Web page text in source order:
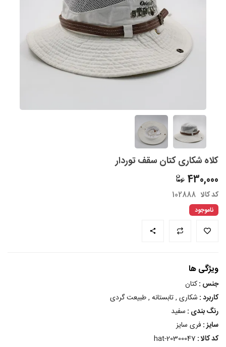
کلاه شکاری کتان سقف توردار
430,000
کد کالا 102888
ناموجود
ویژگی ها
جنس :کتان
کاربرد : شکاری , تابستانه , طبیعت گردی
رنگ بندی : سفید
سایز : فری سایز
کد کالا : hat-20300047